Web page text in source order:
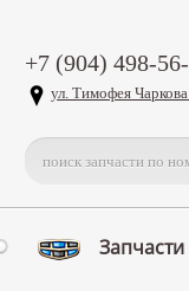
+7 (904) 498-
ул. Тимофея